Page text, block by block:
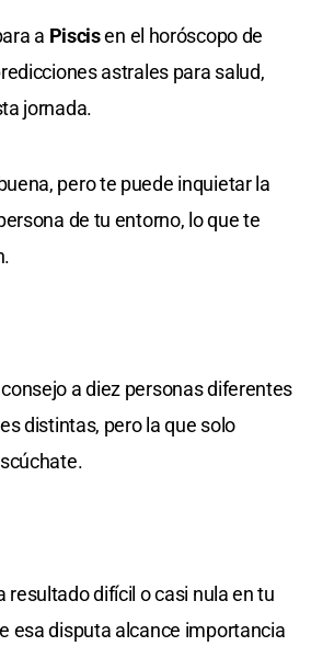
a Piscisen el horóscopo de
astrales para salud,
jornada.
pero te puede inquietar la
de tu entorno, lo que te
a diez personas diferentes
distintas, pero la que solo
resultado difícil o casi nula en tu
esa disputa alcance importancia